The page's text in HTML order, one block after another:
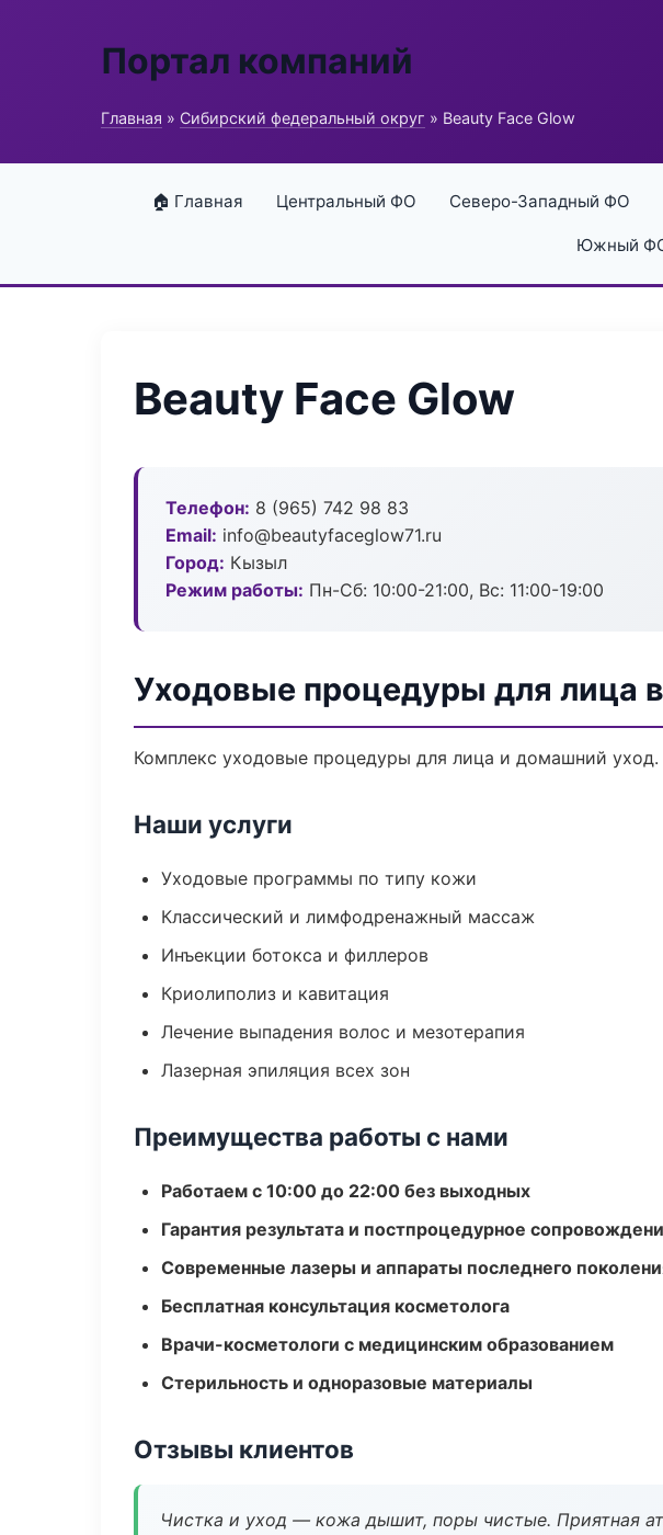
Портал компаний
Главная » Сибирский федеральный округ » Beauty Face Glow
🏠 Главная Центральный ФО Северо-Западный ФО
Южный
Beauty Face Glow
Телефон: 8 (965) 742 98 83
Email: info@beautyfaceglow71.ru
Город: Кызыл
Режим работы: Пн-Сб: 10:00-21:00, Вс: 11:00-19:00
Уходовые процедуры для лица
Комплекс уходовые процедуры для лица и домашний
Наши услуги
Уходовые программы по типу кожи
Классический и лимфодренажный массаж
Инъекции ботокса и филлеров
Криолиполиз и кавитация
Лечение выпадения волос и мезотерапия
Лазерная эпиляция всех зон
Преимущества работы с нами
Работаем с 10:00 до 22:00 без выходных
Гарантия результата и постпроцедурное
Современные лазеры и аппараты последнего
Бесплатная консультация косметолога
Врачи-косметологи с медицинским образованием
Стерильность и одноразовые материалы
Отзывы клиентов
Чистка и уход — кожа дышит, поры чистые. Приятная